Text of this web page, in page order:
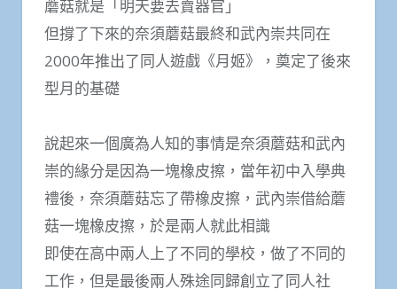
蘑菇就是「明天要去賣器官」
但撐了下來的奈須蘑菇最終和武內崇共同在
2000年推出了同人遊戲《月姬》，奠定了後來
型月的基礎
說起來一個廣為人知的事情是奈須蘑菇和武內
崇的緣分是因為一塊橡皮擦，當年初中入學典
禮後，奈須蘑菇忘了帶橡皮擦，武內崇借給蘑
菇一塊橡皮擦，於是兩人就此相識
即使在高中兩人上了不同的學校，做了不同的
工作，但是最後兩人殊途同歸創立了同人社